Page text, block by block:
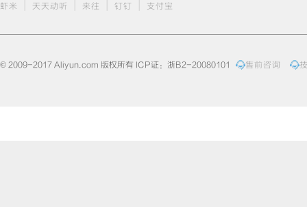
虾米 天天动听 来往 钉钉 支付宝
© 2009-2017 Aliyun.com 版权所有 ICP证：浙B2-20080101 售前咨询